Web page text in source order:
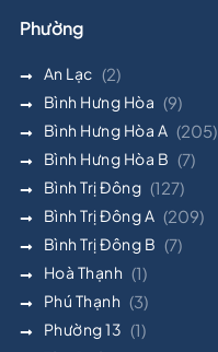
Phường
An Lạc (2)
Bình Hưng Hòa (9)
Bình Hưng Hòa A (205)
Bình Hưng Hòa B (7)
Bình Trị Đông (127)
Bình Trị Đông A (209)
Bình Trị Đông B (7)
Hoà Thạnh (1)
Phú Thạnh (3)
Phường 13 (1)